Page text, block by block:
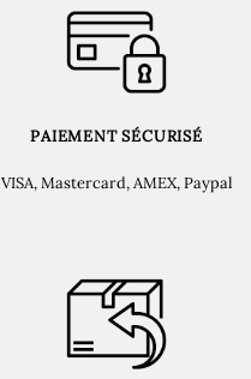
PAIEMENT SÉCURISÉ
VISA, Mastercard, AMEX, Paypal